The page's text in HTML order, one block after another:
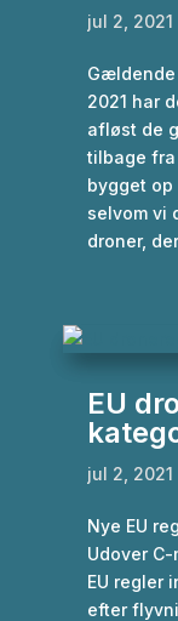
jul 2, 2021
Gældende
2021 har
afløst de
tilbage fra
bygget
selvom vi
droner,
EU
jul 2, 2021
Nye EU
Udover
EU regler
efter